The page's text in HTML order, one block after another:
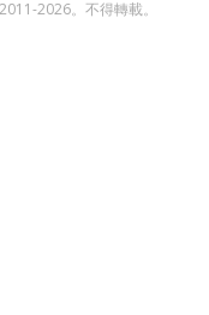
2026。不得轉載。